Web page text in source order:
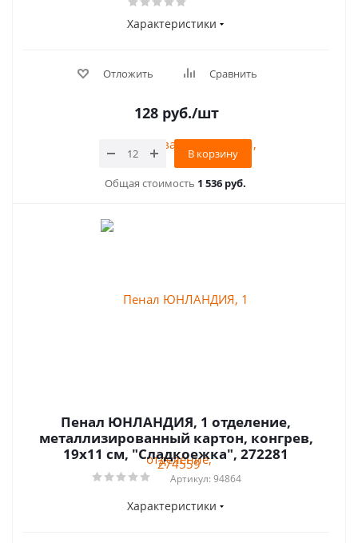
Характеристики
Отложить Сравнить
128руб./шт
В корзину
Общая стоимость 1 536 руб.
Пенал ЮНЛАНДИЯ, 1 отделение,
металлизированный картон, конгрев,
19х11 см, "Сладкоежка", 272281
Артикул: 94864
Характеристики